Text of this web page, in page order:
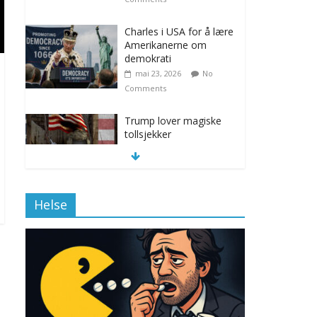
Charles i USA for å lære
Amerikanerne om
demokrati
mai 23, 2026
No
Comments
Trump lover magiske
tollsjekker
No Comments
klimakrisen i Norge
november 12, 2025
No Comments
Drone stopper
flytrafikken i Stockholm,
Helse